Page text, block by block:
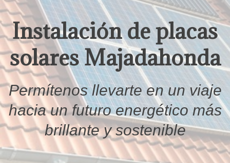
Instalación de placas
solares Majadahonda
Permítenos llevarte en un viaje
hacia un futuro energético más
brillante y sostenible